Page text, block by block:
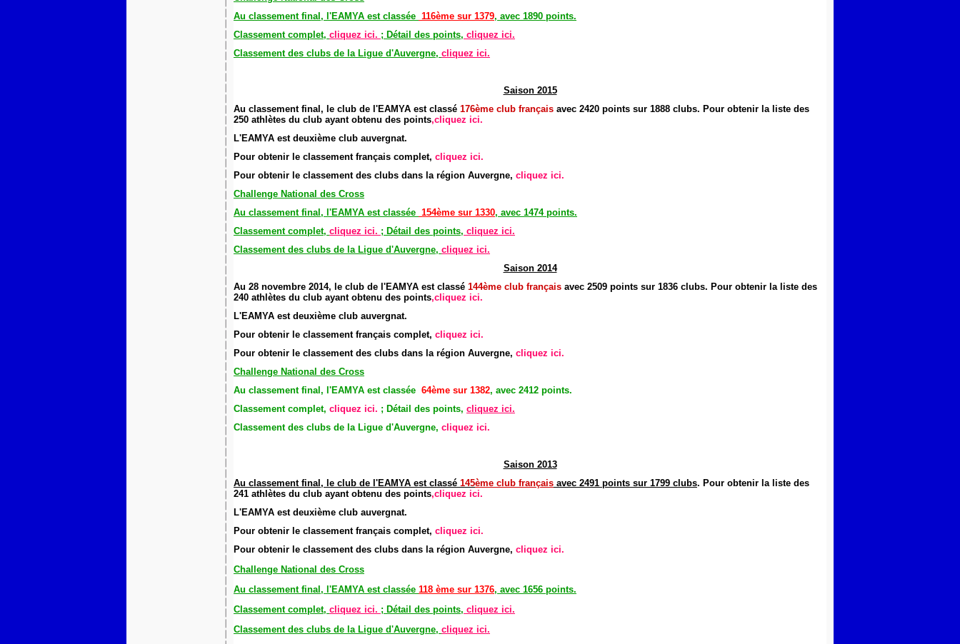
Au classement final, l'EAMYA est classée 116ème sur 1379, avec 1890 points.
Classement complet, cliquez ici. ; Détail des points, cliquez ici.
Classement des clubs de la Ligue d'Auvergne, cliquez ici.
Saison 2015
Au classement final, le club de l'EAMYA est classé 176ème club français avec 2420 points sur 1888 clubs. Pour obtenir la liste des
250 athlètes du club ayant obtenu des points,cliquez ici.
L'EAMYA est deuxième club auvergnat.
Pour obtenir le classement français complet, cliquez ici.
Pour obtenir le classement des clubs dans la région Auvergne, cliquez ici.
Challenge National des Cross
Au classement final, l'EAMYA est classée 154ème sur 1330, avec 1474 points.
Classement complet, cliquez ici. ; Détail des points, cliquez ici.
Classement des clubs de la Ligue d'Auvergne, cliquez ici.
Saison 2014
Au 28 novembre 2014, le club de l'EAMYA est classé 144ème club français avec 2509 points sur 1836 clubs. Pour obtenir la liste des
240 athlètes du club ayant obtenu des points,cliquez ici.
L'EAMYA est deuxième club auvergnat.
Pour obtenir le classement français complet, cliquez ici.
Pour obtenir le classement des clubs dans la région Auvergne, cliquez ici.
Challenge National des Cross
Au classement final, l'EAMYA est classée 64ème sur 1382, avec 2412 points.
Classement complet, cliquez ici. ; Détail des points, cliquez ici.
Classement des clubs de la Ligue d'Auvergne, cliquez ici.
Saison 2013
Au classement final, le club de l'EAMYA est classé 145ème club français avec 2491 points sur 1799 clubs. Pour obtenir la liste des
241 athlètes du club ayant obtenu des points,cliquez ici.
L'EAMYA est deuxième club auvergnat.
Pour obtenir le classement français complet, cliquez ici.
Pour obtenir le classement des clubs dans la région Auvergne, cliquez ici.
Challenge National des Cross
Au classement final, l'EAMYA est classée 118 ème sur 1376, avec 1656 points.
Classement complet, cliquez ici. ; Détail des points, cliquez ici.
Classement des clubs de la Ligue d'Auvergne, cliquez ici.